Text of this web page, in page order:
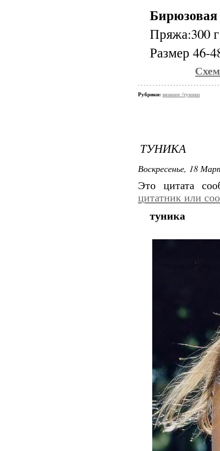
Пряжа:300
Размер 46-
Рубрики: вязание /туники
ТУНИКА
Воскресенье, 18
Это цитата
цитатник или
туника